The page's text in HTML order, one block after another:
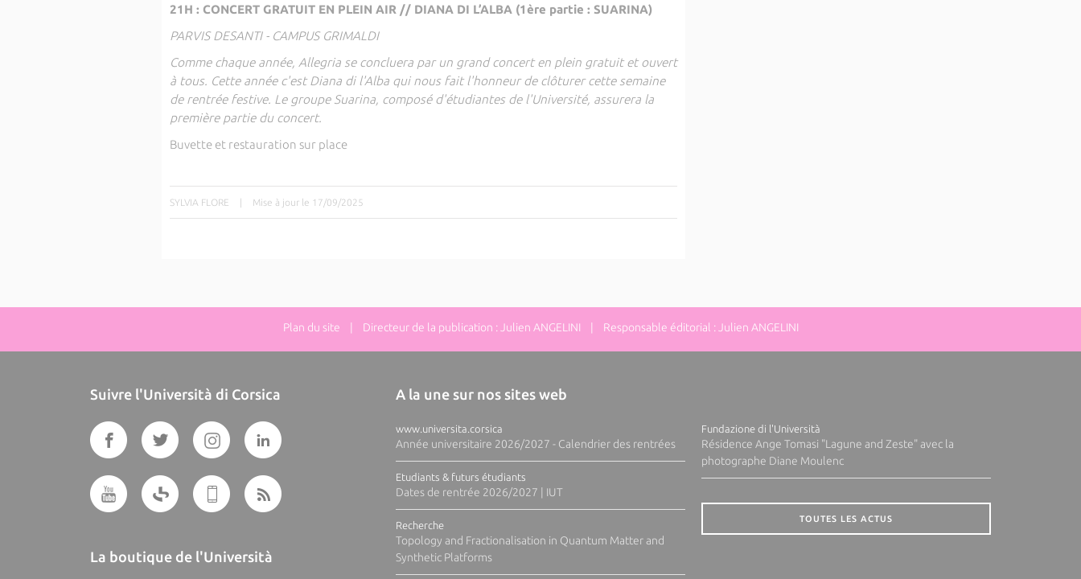
21H : CONCERT GRATUIT EN PLEIN AIR // DIANA DI L’ALBA (1ère partie : SUARINA)
PARVIS DESANTI - CAMPUS GRIMALDI
Comme chaque année, Allegria se concluera par un grand concert en plein gratuit et ouvert
à tous. Cette année c'est Diana di l'Alba qui nous fait l'honneur de clôturer cette semaine
de rentrée festive. Le groupe Suarina, composé d'étudiantes de l'Université, assurera la
première partie du concert.
Buvette et restauration sur place
SYLVIA FLORE | Mise à jour le 17/09/2025
Plan du site | Directeur de la publication : Julien ANGELINI | Responsable éditorial : Julien ANGELINI
Suivre l'Università di Corsica
La boutique de l'Università
A la une sur nos sites web
www.universita.corsica
Année universitaire 2026/2027 - Calendrier des rentrées
Etudiants & futurs étudiants
Dates de rentrée 2026/2027 | IUT
Recherche
Topology and Fractionalisation in Quantum Matter and
Synthetic Platforms
Fundazione di l'Università
Résidence Ange Tomasi "Lagune and Zeste" avec la
photographe Diane Moulenc
TOUTES LES ACTUS